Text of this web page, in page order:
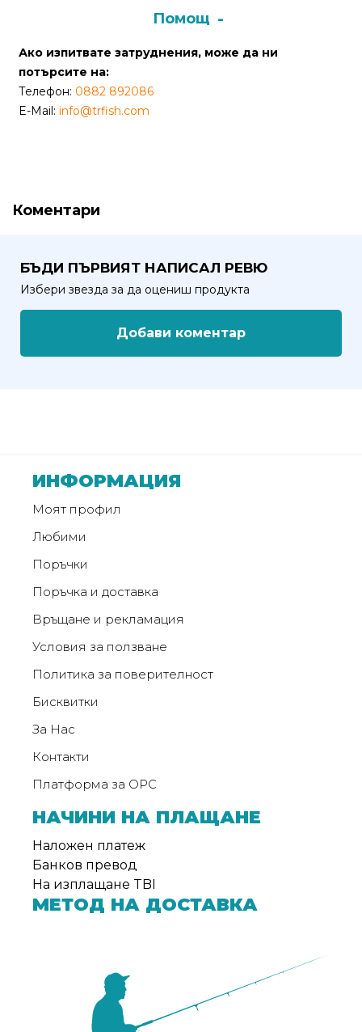
Помощ
Ако изпитвате затруднения, може да ни
потърсите на:
Телефон: 0882 892086
E-Mail: info@trfish.com
Коментари
БЪДИ ПЪРВИЯТ НАПИСАЛ РЕВЮ
Избери звезда за да оцениш продукта
Добави коментар
ИНФОРМАЦИЯ
Моят профил
Любими
Поръчки
Поръчка и доставка
Връщане и рекламация
Условия за ползване
Политика за поверителност
Бисквитки
За Нас
Контакти
Платформа за ОРС
НАЧИНИ НА ПЛАЩАНЕ
Наложен платеж
Банков превод
На изплащане TBI
МЕТОД НА ДОСТАВКА